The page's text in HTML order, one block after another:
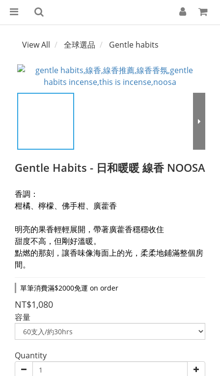
View All 全球選品 Gentle habits
Gentle Habits - 日和暖暖 線香 NOOSA
香調：
柑橘、檸檬、佛手柑、廣藿香
明亮的果香輕輕展開，帶著廣藿香穩穩收住
甜度不高，但剛好溫暖。
點燃的那刻，讓香味像海面上的光，柔柔地鋪滿整個房
間。
單筆消費滿$2000免運 on order
NT$1,080
容量
Quantity